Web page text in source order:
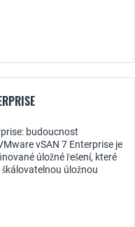
budoucnost
vSAN 7 Enterprise je
úložné řešení, které
úložnou